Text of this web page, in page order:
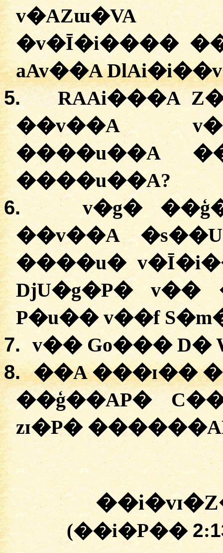
�v�Ī�i����
aAv��A
5.
RAAi���A
��v��A
����u��A
����u��A?
6.
v�g�
��v��A
����u�
DjU�g�P�
P�u�� v��f
7. v�� Go��� D�
8. ��A ���ɪ��
��ģ��AP�
zɪ�P�
(��i�P�� 2: